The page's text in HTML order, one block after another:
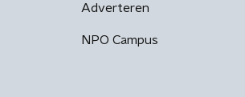
Adverteren
NPO Campus